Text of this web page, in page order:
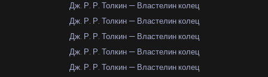
Дж. Р. Р. Толкин — Властелин колец
Дж. Р. Р. Толкин — Властелин колец
Дж. Р. Р. Толкин — Властелин колец
Дж. Р. Р. Толкин — Властелин колец
Дж. Р. Р. Толкин — Властелин колец